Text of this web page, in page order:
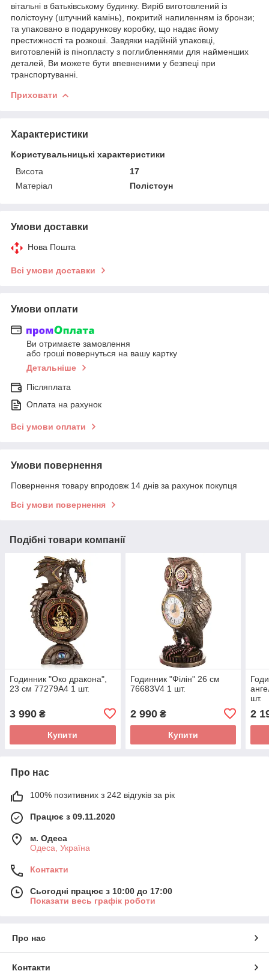
вітальні в батьківському будинку. Виріб виготовлений із
полістоуну (штучний камінь), покритий напиленням із бронзи;
та упаковано в подарункову коробку, що надає йому
престижності та розкоші. Завдяки надійній упаковці,
виготовленій із пінопласту з поглибленнями для найменших
деталей, Ви можете бути впевненими у безпеці при
транспортуванні.
Приховати
Характеристики
Користувальницькі характеристики
Висота
17
Матеріал
Полістоун
Умови доставки
Нова Пошта
Всі умови доставки
Умови оплати
Ви отримаєте замовлення
або гроші повернуться на вашу картку
Детальніше
Післяплата
Оплата на рахунок
Всі умови оплати
Умови повернення
Повернення товару впродовж 14 днів за рахунок покупця
Всі умови повернення
Подібні товари компанії
Годинник "Око дракона",
23 см 77279A4 1 шт.
3 990 ₴
Купити
Годинник "Філін" 26 см
76683V4 1 шт.
2 990₴
Купити
шт.
2
Про нас
100% позитивних з 242 відгуків за рік
Працює з 09.11.2020
м. Одеса
Одеса, Україна
Контакти
Сьогодні працює з 10:00 до 17:00
Показати весь графік роботи
Про нас
Контакти